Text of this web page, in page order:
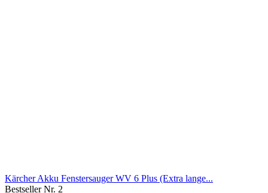
Kärcher Akku Fenstersauger WV 6 Plus (Extra lange...
Bestseller Nr. 2